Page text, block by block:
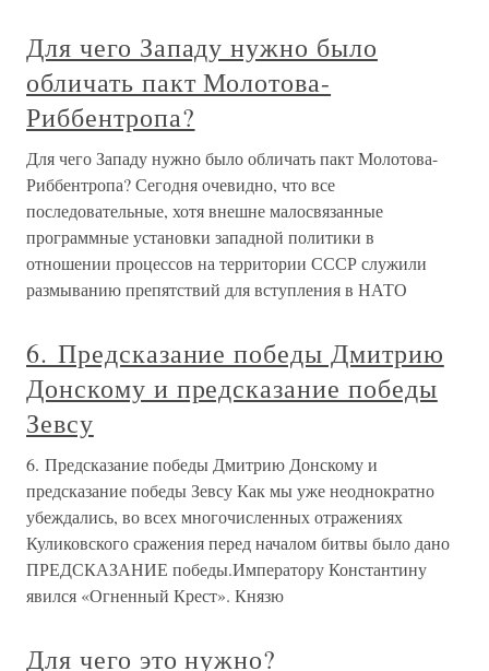
Для чего Западу нужно было
обличать пакт Молотова-
Риббентропа?
Для чего Западу нужно было обличать пакт Молотова-
Риббентропа? Сегодня очевидно, что все
последовательные, хотя внешне малосвязанные
программные установки западной политики в
отношении процессов на территории СССР служили
размыванию препятствий для вступления в НАТО
6. Предсказание победы Дмитрию
Донскому и предсказание победы
Зевсу
6. Предсказание победы Дмитрию Донскому и
предсказание победы Зевсу Как мы уже неоднократно
убеждались, во всех многочисленных отражениях
Куликовского сражения перед началом битвы было дано
ПРЕДСКАЗАНИЕ победы.Императору Константину
явился «Огненный Крест». Князю
Для чего это нужно?